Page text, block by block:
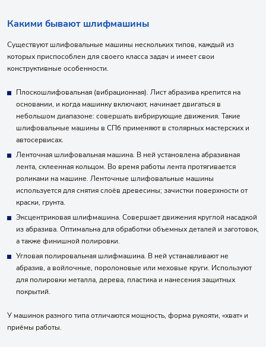
Какими бывают шлифмашины
Существуют шлифовальные машины нескольких типов, каждый из
которых приспособлен для своего класса задач и имеет свои
конструктивные особенности.
Плоскошлифовальная (вибрационная). Лист абразива крепится на
основании, и когда машинку включают, начинает двигаться в
небольшом диапазоне: совершать вибрирующие движения. Такие
шлифовальные машины в СПб применяют в столярных мастерских и
автосервисах.
Ленточная шлифовальная машина. В ней установлена абразивная
лента, склеенная кольцом. Во время работы лента протягивается
роликами на машине. Ленточные шлифовальные машины
используется для снятия слоёв древесины; зачистки поверхности от
краски, грунта.
Эксцентриковая шлифмашина. Совершает движения круглой насадкой
из абразива. Оптимальна для обработки объемных деталей и заготовок,
а также финишной полировки.
Угловая полировальная шлифмашина. В ней устанавливают не
абразив, а войлочные, поролоновые или меховые круги. Используют
для полировки металла, дерева, пластика и нанесения защитных
покрытий.
У машинок разного типа отличаются мощность, форма рукояти, «хват» и
приёмы работы.